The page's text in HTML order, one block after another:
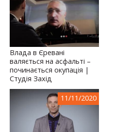
Влада в Єревані
валяється на асфальті –
починається окупація |
Студія Захід
11/11/2020